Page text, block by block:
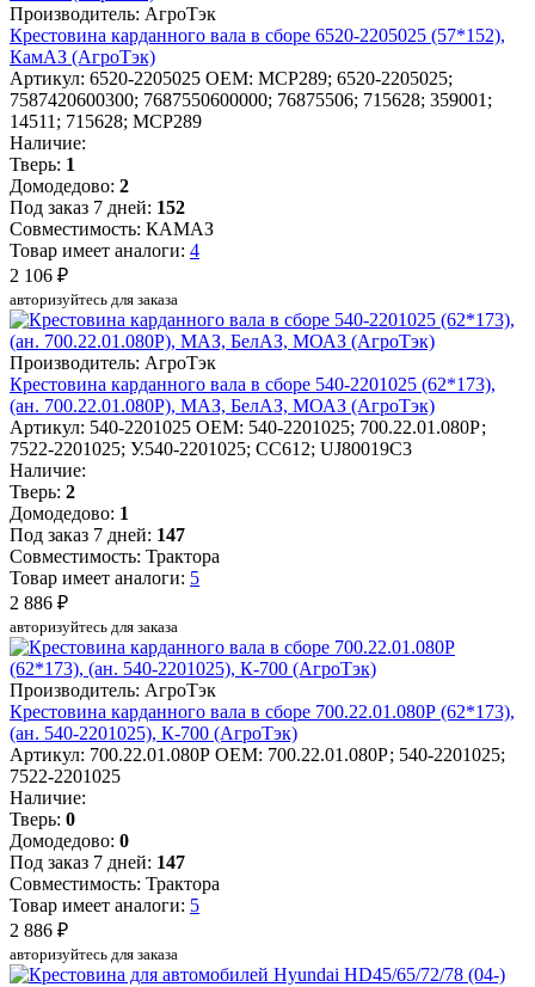
Производитель: АгроТэк
Крестовина карданного вала в сборе 6520-2205025 (57*152),
КамАЗ (АгроТэк)
Артикул: 6520-2205025 OEM: MCP289; 6520-2205025;
7587420600300; 7687550600000; 76875506; 715628; 359001;
14511; 715628; MCP289
Наличие:
Тверь: 1
Домодедово: 2
Под заказ 7 дней: 152
Совместимость: КАМАЗ
Товар имеет аналоги: 4
2 106 ₽
авторизуйтесь для заказа
Производитель: АгроТэк
Крестовина карданного вала в сборе 540-2201025 (62*173),
(ан. 700.22.01.080Р), МАЗ, БелАЗ, МОАЗ (АгроТэк)
Артикул: 540-2201025 OEM: 540-2201025; 700.22.01.080Р;
7522-2201025; У.540-2201025; CC612; UJ80019C3
Наличие:
Тверь: 2
Домодедово: 1
Под заказ 7 дней: 147
Совместимость: Трактора
Товар имеет аналоги: 5
2 886 ₽
авторизуйтесь для заказа
Производитель: АгроТэк
Крестовина карданного вала в сборе 700.22.01.080Р (62*173),
(ан. 540-2201025), К-700 (АгроТэк)
Артикул: 700.22.01.080Р OEM: 700.22.01.080Р; 540-2201025;
7522-2201025
Наличие:
Тверь: 0
Домодедово: 0
Под заказ 7 дней: 147
Совместимость: Трактора
Товар имеет аналоги: 5
2 886 ₽
авторизуйтесь для заказа